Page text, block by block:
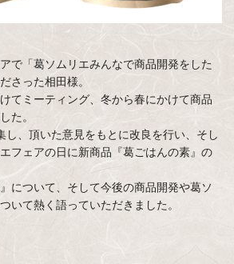
で「葛ソムリエみんなで商品開発をした
さった相田様。
てミーティング、冬から春にかけて商品
た。
し、頂いた意見をもとに改良を行い、そし
フェアの日に新商品『葛ごはんの素』の
について、そして今後の商品開発や葛ソ
いて熱く語っていただきました。